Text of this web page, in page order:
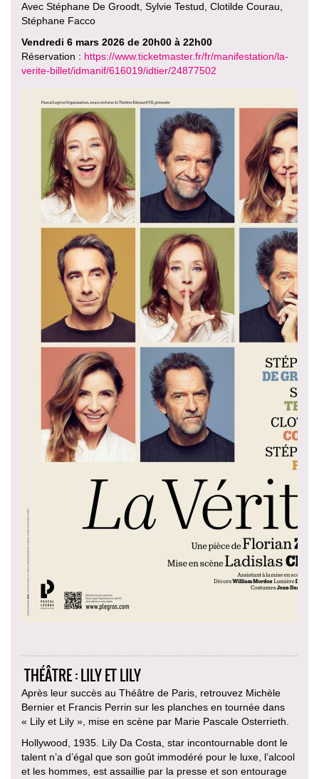
Avec Stéphane De Groodt, Sylvie Testud, Clotilde Courau,
Stéphane Facco
Vendredi 6 mars 2026 de 20h00 à 22h00
Réservation : https://www.ticketmaster.fr/fr/manifestation/la-
verite-billet/idmanif/616019/idtier/24877502
THÉÂTRE : LILY ET LILY
Après leur succès au Théâtre de Paris, retrouvez Michèle
Bernier et Francis Perrin sur les planches en tournée dans
« Lily et Lily », mise en scène par Marie Pascale Osterrieth.
Hollywood, 1935. Lily Da Costa, star incontournable dont le
talent n’a d’égal que son goût immodéré pour le luxe, l’alcool
et les hommes, est assaillie par la presse et son entourage